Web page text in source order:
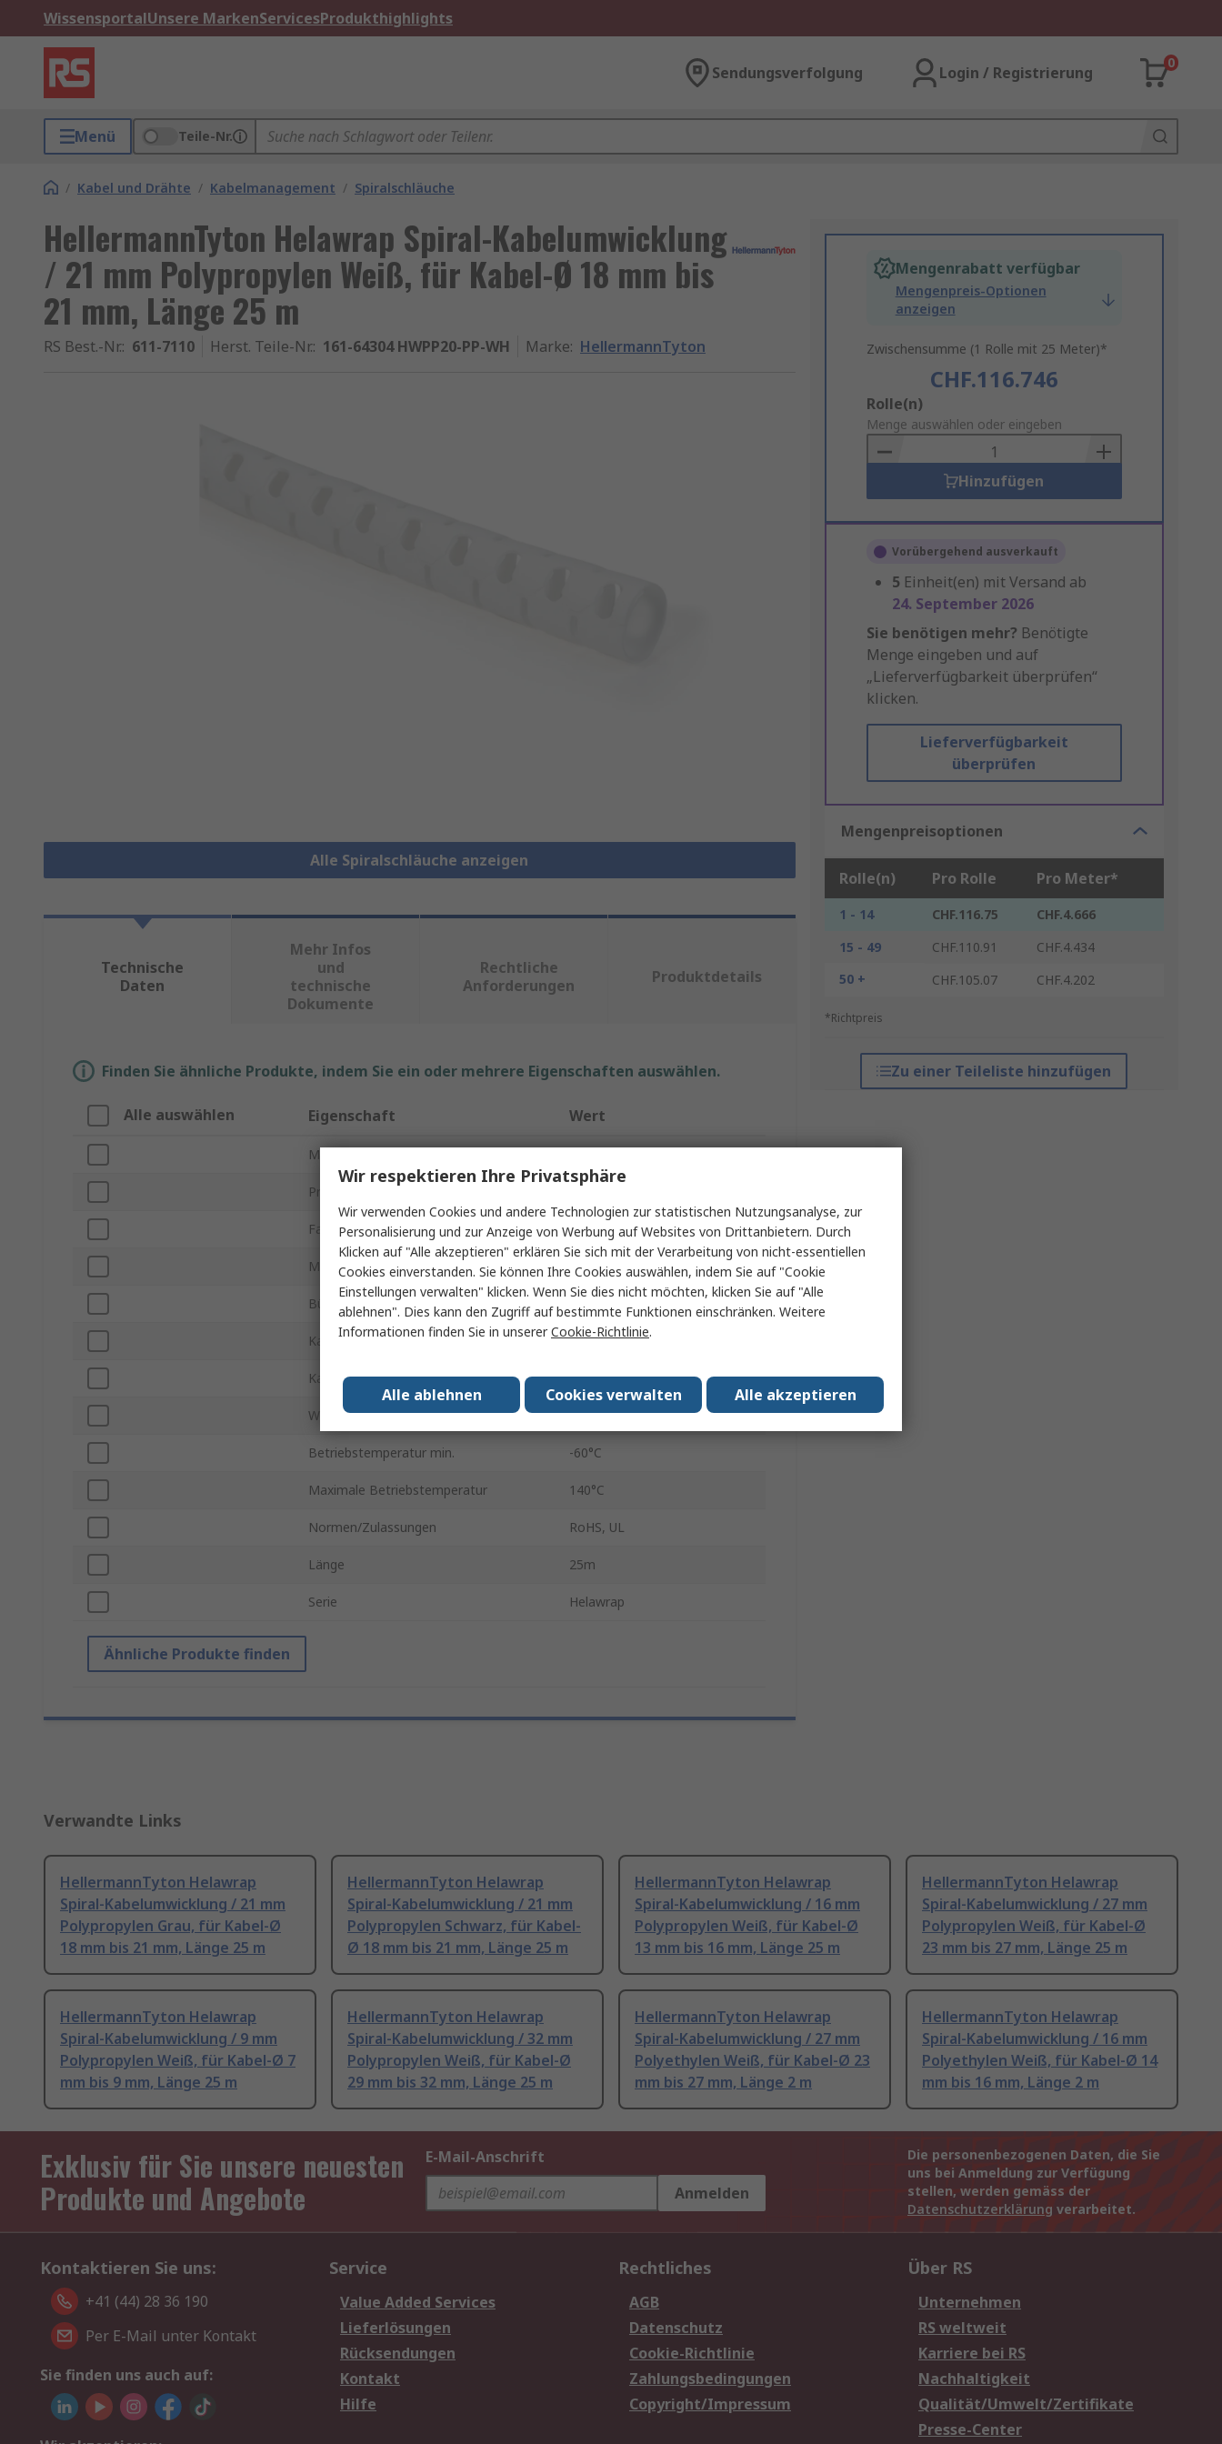
WissensportalUnsere MarkenServicesProdukthighlights
Sendungsverfolgung Login / Registrierung
0
Menü Teile-Nr.
/ Kabel und Drähte / Kabelmanagement / Spiralschläuche
HellermannTyton Helawrap Spiral-Kabelumwicklung
/ 21 mm Polypropylen Weiß, für Kabel-Ø 18 mm bis
21 mm, Länge 25 m
RS Best.-Nr.: 611-7110 Herst. Teile-Nr.: 161-64304 HWPP20-PP-WH Marke: HellermannTyton
Alle Spiralschläuche anzeigen
Mengenrabatt verfügbar
Mengenpreis-Optionen
anzeigen
Zwischensumme (1 Rolle mit 25 Meter)*
CHF.116.746
Add
to
Basket
Rolle(n)
Menge auswählen oder eingeben
Hinzufügen
Vorübergehend ausverkauft
5 Einheit(en) mit Versand ab
24. September 2026
Sie benötigen mehr? Benötigte
Menge eingeben und auf
„Lieferverfügbarkeit überprüfen“
klicken.
Lieferverfügbarkeit
überprüfen
Mengenpreisoptionen
Rolle(n) Pro Rolle Pro Meter*
1 - 14 CHF.116.75
CHF.4.666
15 - 49
CHF.110.91
CHF.4.434
50 +
CHF.105.07 CHF.4.202
*Richtpreis
Zu einer Teileliste hinzufügen
Technische
Daten
Mehr Infos
und
technische
Dokumente
Rechtliche
Anforderungen
Produktdetails
Finden Sie ähnliche Produkte, indem Sie ein oder mehrere Eigenschaften auswählen.
Alle auswählen Eigenschaft Wert
Marke
Produkt Typ
Farbe Weiß
Material Polypropylen
Bündeldurchmesser max. 21mm
Kabeldurchmesser min. 18mm
Kabeldurchmesser max. 21mm
Wandstärke 20mm
Betriebstemperatur min. -60°C
Maximale Betriebstemperatur 140°C
Normen/Zulassungen RoHS, UL
Länge 25m
Serie Helawrap
Ähnliche Produkte finden
Verwandte Links
HellermannTyton Helawrap
Spiral-Kabelumwicklung / 21 mm
Polypropylen Grau, für Kabel-Ø
18 mm bis 21 mm, Länge 25 m
HellermannTyton Helawrap
Spiral-Kabelumwicklung / 21 mm
Polypropylen Schwarz, für Kabel-
Ø 18 mm bis 21 mm, Länge 25 m
HellermannTyton Helawrap
Spiral-Kabelumwicklung / 16 mm
Polypropylen Weiß, für Kabel-Ø
13 mm bis 16 mm, Länge 25 m
HellermannTyton Helawrap
Spiral-Kabelumwicklung / 27 mm
Polypropylen Weiß, für Kabel-Ø
23 mm bis 27 mm, Länge 25 m
HellermannTyton Helawrap
Spiral-Kabelumwicklung / 9 mm
Polypropylen Weiß, für Kabel-Ø 7
mm bis 9 mm, Länge 25 m
HellermannTyton Helawrap
Spiral-Kabelumwicklung / 32 mm
Polypropylen Weiß, für Kabel-Ø
29 mm bis 32 mm, Länge 25 m
HellermannTyton Helawrap
Spiral-Kabelumwicklung / 27 mm
Polyethylen Weiß, für Kabel-Ø 23
mm bis 27 mm, Länge 2 m
HellermannTyton Helawrap
Spiral-Kabelumwicklung / 16 mm
Polyethylen Weiß, für Kabel-Ø 14
mm bis 16 mm, Länge 2 m
Exklusiv für Sie unsere neuesten
Produkte und Angebote
E-Mail-Anschrift
Anmelden
Die personenbezogenen Daten, die Sie
uns bei Anmeldung zur Verfügung
stellen, werden gemäss der
Datenschutzerklärung verarbeitet.
Kontaktieren Sie uns:
+41 (44) 28 36 190
Per E-Mail unter Kontakt
Sie finden uns auch auf:
Service
Value Added Services
Lieferlösungen
Rücksendungen
Kontakt
Hilfe
Rechtliches
AGB
Datenschutz
Cookie-Richtlinie
Zahlungsbedingungen
Copyright/Impressum
Über RS
Unternehmen
RS weltweit
Karriere bei RS
Nachhaltigkeit
Qualität/Umwelt/Zertifikate
Presse-Center
Wir respektieren Ihre Privatsphäre
Wir verwenden Cookies und andere Technologien zur statistischen Nutzungsanalyse, zur
Personalisierung und zur Anzeige von Werbung auf Websites von Drittanbietern. Durch
Klicken auf "Alle akzeptieren" erklären Sie sich mit der Verarbeitung von nicht-essentiellen
Cookies einverstanden. Sie können Ihre Cookies auswählen, indem Sie auf "Cookie
Einstellungen verwalten" klicken. Wenn Sie dies nicht möchten, klicken Sie auf "Alle
ablehnen". Dies kann den Zugriff auf bestimmte Funktionen einschränken. Weitere
Informationen finden Sie in unsererCookie-Richtlinie.
Alle akzeptieren
Cookies verwalten
Alle ablehnen